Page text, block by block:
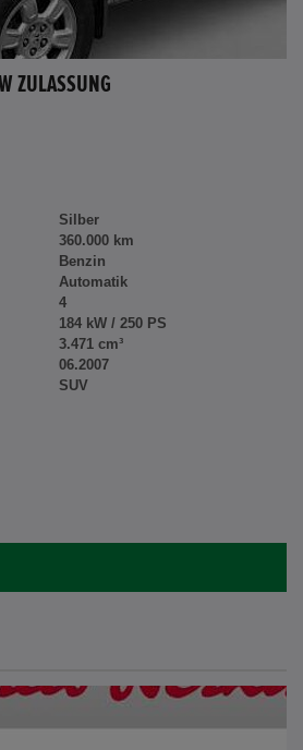
ZULASSUNG
Silber
360.000 km
Benzin
Automatik
4
184 kW / 250 PS
3.471 cm³
06.2007
SUV